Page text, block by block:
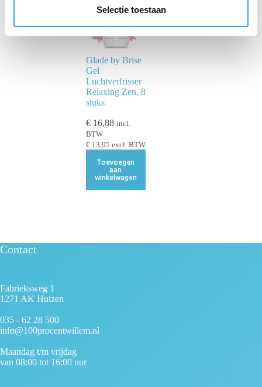
t
Selectie toestaan
Glade by Brise
Gel
Luchtverfrisser
Relaxing Zen, 8
stuks
€16,88 incl.
BTW
€13,95 excl. BTW
Toevoegen
aan
winkelwagen
Contact
Fabrieksweg 1
1271 AK Huizen
035 - 62 28 500
info@100procentwillem.nl
Maandag t/m vrijdag
van 08:00 tot 16:00 uur